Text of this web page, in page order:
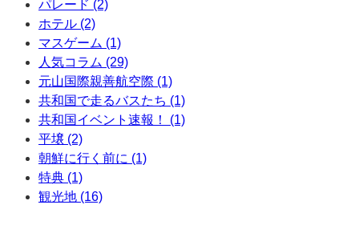
パレード (2)
ホテル (2)
マスゲーム (1)
人気コラム (29)
元山国際親善航空際 (1)
共和国で走るバスたち (1)
共和国イベント速報！ (1)
平壌 (2)
朝鮮に行く前に (1)
特典 (1)
観光地 (16)